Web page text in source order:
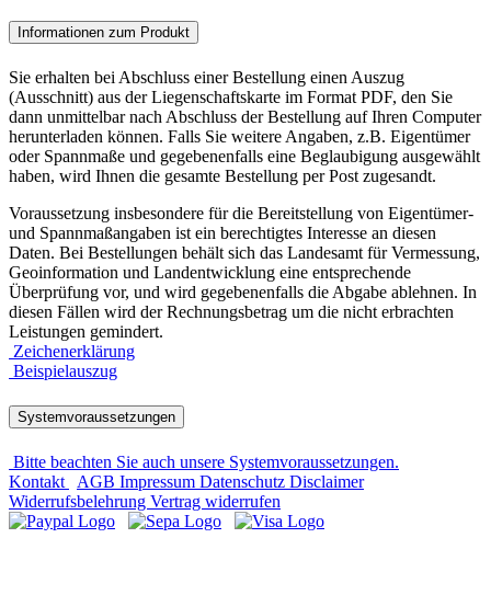
Informationen zum Produkt
Sie erhalten bei Abschluss einer Bestellung einen Auszug
(Ausschnitt) aus der Liegenschaftskarte im Format PDF, den Sie
dann unmittelbar nach Abschluss der Bestellung auf Ihren Computer
herunterladen können. Falls Sie weitere Angaben, z.B. Eigentümer
oder Spannmaße und gegebenenfalls eine Beglaubigung ausgewählt
haben, wird Ihnen die gesamte Bestellung per Post zugesandt.
Voraussetzung insbesondere für die Bereitstellung von Eigentümer-
und Spannmaßangaben ist ein berechtigtes Interesse an diesen
Daten. Bei Bestellungen behält sich das Landesamt für Vermessung,
Geoinformation und Landentwicklung eine entsprechende
Überprüfung vor, und wird gegebenenfalls die Abgabe ablehnen. In
diesen Fällen wird der Rechnungsbetrag um die nicht erbrachten
Leistungen gemindert.
Zeichenerklärung
Beispielauszug
Systemvoraussetzungen
Bitte beachten Sie auch unsere Systemvoraussetzungen.
Kontakt AGB Impressum Datenschutz Disclaimer
Widerrufsbelehrung Vertrag widerrufen